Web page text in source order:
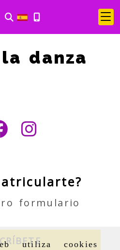
utiliza cookies
danza
formulario